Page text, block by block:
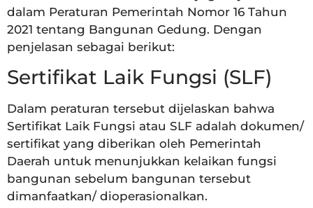
dalam Peraturan Pemerintah Nomor 16 Tahun
2021 tentang Bangunan Gedung. Dengan
penjelasan sebagai berikut:
Sertifikat Laik Fungsi (SLF)
Dalam peraturan tersebut dijelaskan bahwa
Sertifikat Laik Fungsi atau SLF adalah dokumen/
sertifikat yang diberikan oleh Pemerintah
Daerah untuk menunjukkan kelaikan fungsi
bangunan sebelum bangunan tersebut
dimanfaatkan/ dioperasionalkan.